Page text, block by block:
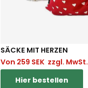
SÄCKE MIT HERZEN
Von 259 SEK zzgl. MwSt.
Hier bestellen